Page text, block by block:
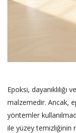
Epoksi,
malzemedir. Ancak,
yöntemler
ile yüzey temizliğinin